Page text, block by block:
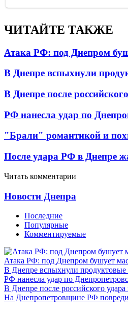
ЧИТАЙТЕ ТАКЖЕ
Атака РФ: под Днепром
В Днепре вспыхнули
В Днепре после
РФ нанесла удар по
"Брали" романтикой и
После удара РФ в Днепре
Читать комментарии
Новости Днепра
Последние
Популярные
Комментируемые
Атака РФ: под Днепром бушует
В Днепре вспыхнули продуктовые
РФ нанесла удар по
В Днепре после российского
На Днепропетровщине РФ